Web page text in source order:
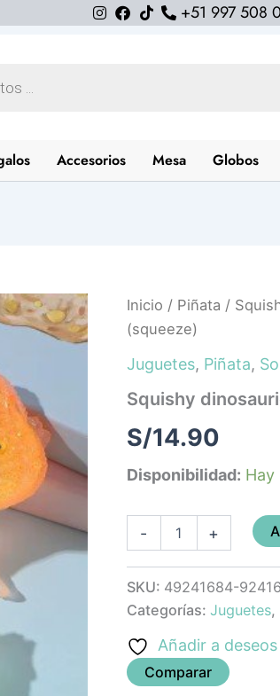
+51 997 508
Accesorios Mesa Globos
Inicio / Piñata /
(squeeze)
Juguetes, Piñata,
Squishy
S/14.90
Disponibilidad: Hay
-
Squishy
glitter
(squeeze)
cantidad
+
SKU: 49241684-
Categorías: Juguetes,
Añadir a deseos
Comparar